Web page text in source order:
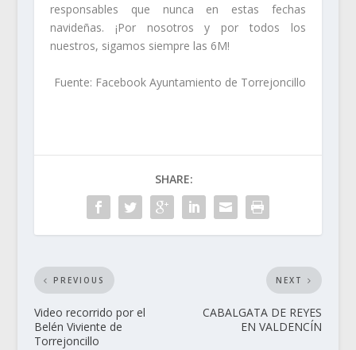
responsables que nunca en estas fechas
navideñas. ¡Por nosotros y por todos los
nuestros, sigamos siempre las 6M!
Fuente: Facebook Ayuntamiento de Torrejoncillo
SHARE:
PREVIOUS
Video recorrido por el
Belén Viviente de
Torrejoncillo
NEXT
CABALGATA DE REYES
EN VALDENCÍN